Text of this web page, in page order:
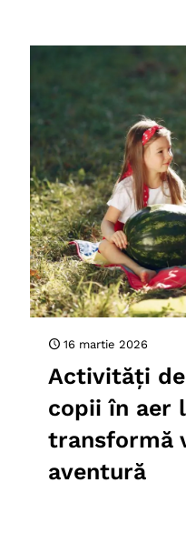
16 martie 2026
Activități
copii în aer
transformă
aventură